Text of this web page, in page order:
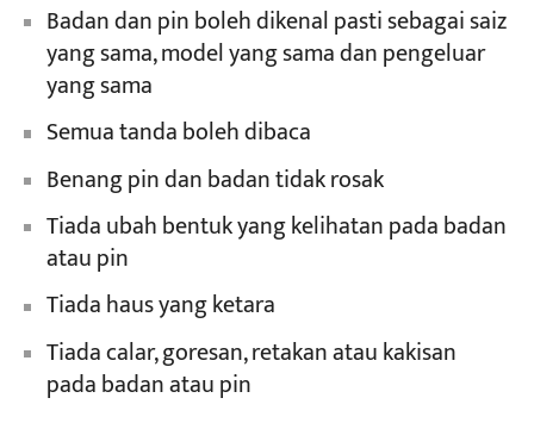
Badan dan pin boleh dikenal pasti sebagai saiz
yang sama, model yang sama dan pengeluar
yang sama
Semua tanda boleh dibaca
Benang pin dan badan tidak rosak
Tiada ubah bentuk yang kelihatan pada badan
atau pin
Tiada haus yang ketara
Tiada calar, goresan, retakan atau kakisan
pada badan atau pin